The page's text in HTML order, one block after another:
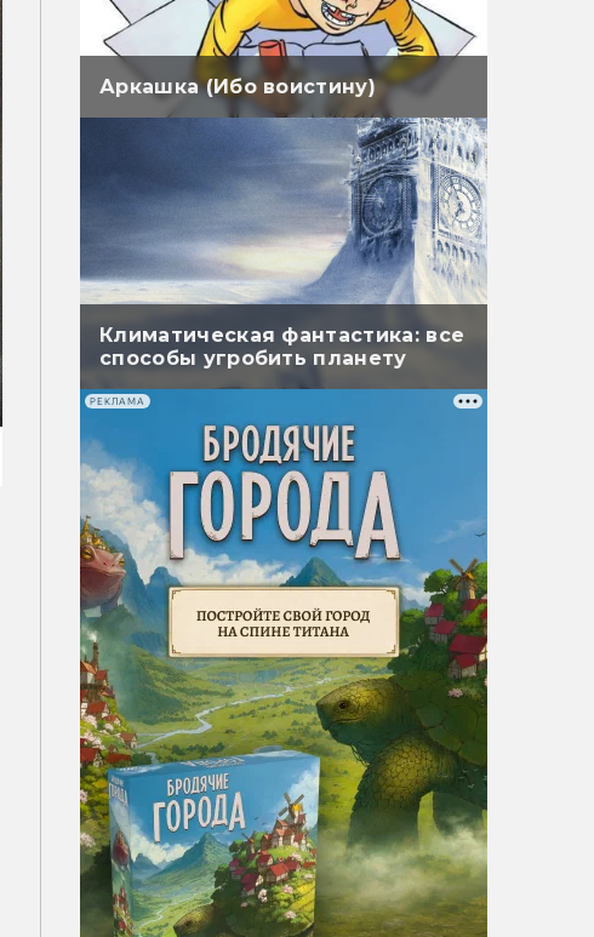
Аркашка (Ибо воистину)
Климатическая фантастика: все
способы угробить планету
РЕКЛАМА